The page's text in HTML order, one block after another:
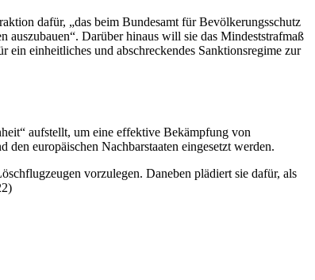
dafür, „das beim Bundesamt für Bevölkerungsschutz
auszubauen“. Darüber hinaus will sie das Mindeststrafmaß
einheitliches und abschreckendes Sanktionsregime zur
aufstellt, um eine effektive Bekämpfung von
europäischen Nachbarstaaten eingesetzt werden.
vorzulegen. Daneben plädiert sie dafür, als